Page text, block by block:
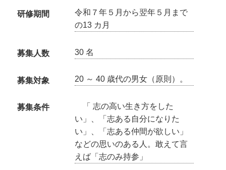
研修期間
令和７年５月から翌年５月まで
の13 カ月
募集人数 30 名
募集対象 20 ～ 40 歳代の男女（原則）。
募集条件
「 志の高い生き方をした
い」、「志ある自分になりた
い」、「志ある仲間が欲しい」
などの思いのある人。敢えて言
えば「志のみ持参」